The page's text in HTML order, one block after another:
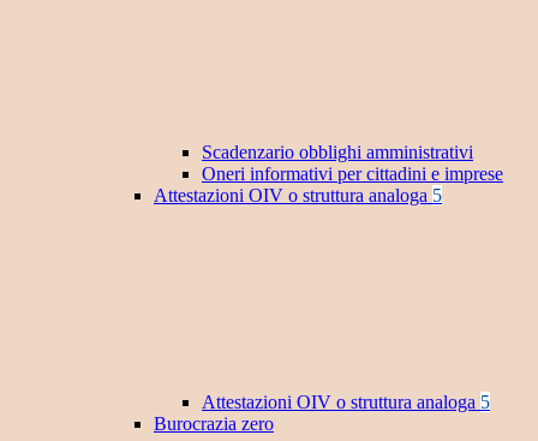
Scadenzario obblighi amministrativi
Oneri informativi per cittadini e imprese
Attestazioni OIV o struttura analoga 5
Attestazioni OIV o struttura analoga 5
Burocrazia zero